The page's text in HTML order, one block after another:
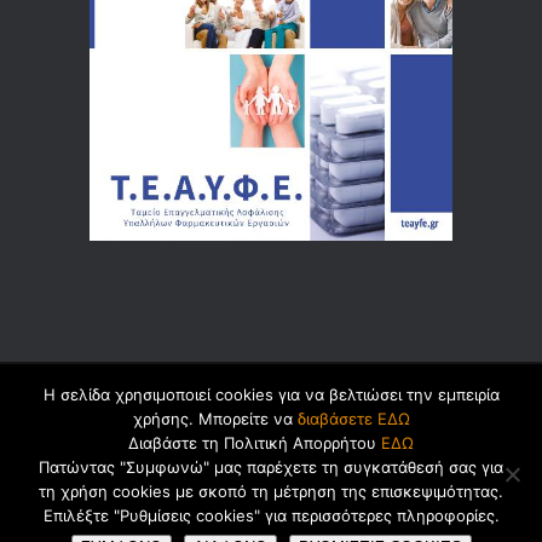
© 2026 byDualsoft
Πολιτική Ασφαλείας Προσωπικών
Δεδομένων
Η σελίδα χρησιμοποιεί cookies για να βελτιώσει την εμπειρία
χρήσης. Μπορείτε να διαβάσετε ΕΔΩ
Διαβάστε τη Πολιτική Απορρήτου ΕΔΩ
Πατώντας "Συμφωνώ" μας παρέχετε τη συγκατάθεσή σας για
τη χρήση cookies με σκοπό τη μέτρηση της επισκεψιμότητας.
Επιλέξτε "Ρυθμίσεις cookies" για περισσότερες πληροφορίες.